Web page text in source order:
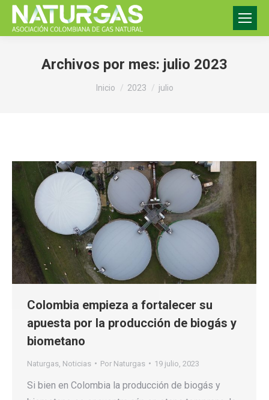
Archivos por mes: julio 2023
Estás aquí:
Inicio 2023 julio
Colombia empieza a fortalecer su
apuesta por la producción de biogás y
biometano
Naturgas Noticias Por Naturgas 19 julio, 2023
Si bien en Colombia la producción de biogás y